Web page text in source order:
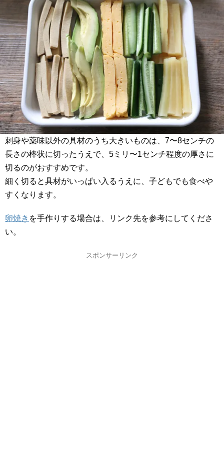
刺身や薬味以外の具材のうち大きいものは、7〜8センチの
長さの棒状に切ったうえで、5ミリ〜1センチ程度の厚さに
切るのがおすすめです。
細く切ると具材がいっぱい入るうえに、子どもでも食べや
すくなります。
卵焼き を手作りする場合は、リンク先を参考にしてくださ
い。
スポンサーリンク